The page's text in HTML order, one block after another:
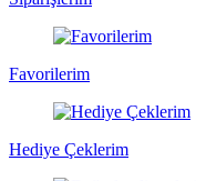
Favorilerim
Hediye Çeklerim